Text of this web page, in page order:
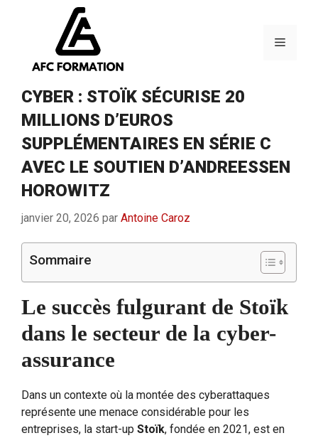
Menu
CYBER : STOÏK SÉCURISE 20
MILLIONS D’EUROS
SUPPLÉMENTAIRES EN SÉRIE C
AVEC LE SOUTIEN D’ANDREESSEN
HOROWITZ
janvier 20, 2026 par Antoine Caroz
Sommaire
Le succès fulgurant de Stoïk
dans le secteur de la cyber-
assurance
Dans un contexte où la montée des cyberattaques
représente une menace considérable pour les
entreprises, la start-up Stoïk, fondée en 2021, est en